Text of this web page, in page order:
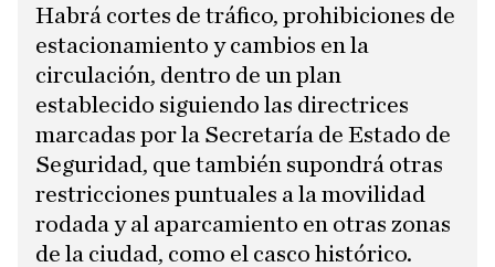
​Habrá cortes de tráfico, prohibiciones de
estacionamiento y cambios en la
circulación, dentro de un plan
establecido siguiendo las directrices
marcadas por la Secretaría de Estado de
Seguridad, que también supondrá otras
restricciones puntuales a la movilidad
rodada y al aparcamiento en otras zonas
de la ciudad, como el casco histórico.